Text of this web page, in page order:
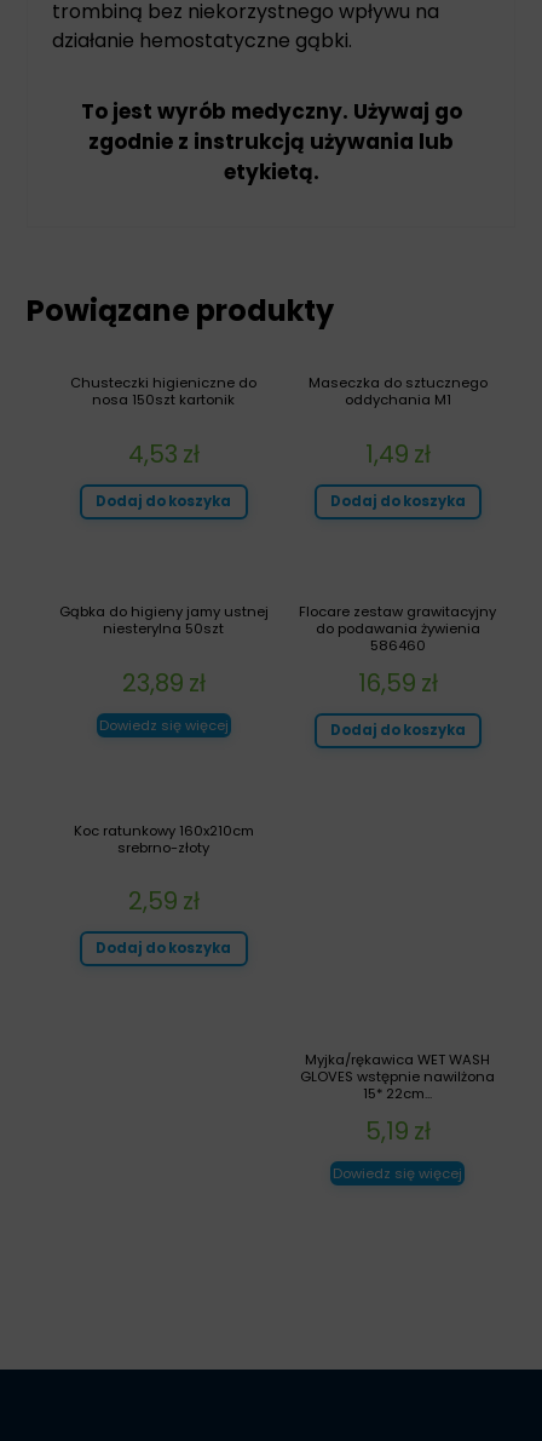
trombiną bez niekorzystnego wpływu na
działanie hemostatyczne gąbki.
To jest wyrób medyczny. Używaj go
zgodnie z instrukcją używania lub
etykietą.
Powiązane produkty
Maseczka do sztucznego
oddychania M1
1,49 zł
Dodaj do koszyka
Chusteczki higieniczne do
nosa 150szt kartonik
4,53 zł
Dodaj do koszyka
Flocare zestaw grawitacyjny
do podawania żywienia
586460
16,59 zł
Dodaj do koszyka
Gąbka do higieny jamy ustnej
niesterylna 50szt
23,89 zł
Dowiedz się więcej
Koc ratunkowy 160x210cm
srebrno-złoty
2,59 zł
Dodaj do koszyka
Myjka/rękawica WET WASH
GLOVES wstępnie nawilżona
15* 22cm...
5,19 zł
Dowiedz się więcej